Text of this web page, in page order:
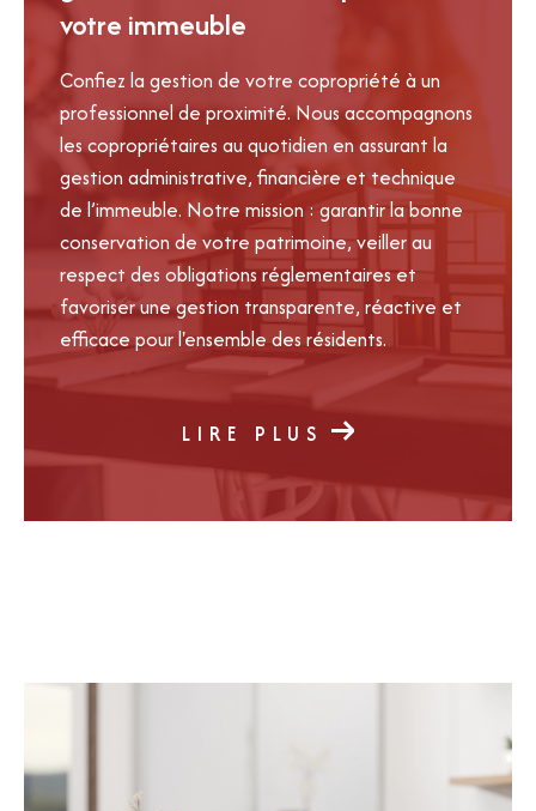
votre immeuble
Confiez la gestion de votre copropriété à un
professionnel de proximité. Nous accompagnons
les copropriétaires au quotidien en assurant la
gestion administrative, financière et technique
de l’immeuble. Notre mission : garantir la bonne
conservation de votre patrimoine, veiller au
respect des obligations réglementaires et
favoriser une gestion transparente, réactive et
efficace pour l'ensemble des résidents.
LIRE PLUS